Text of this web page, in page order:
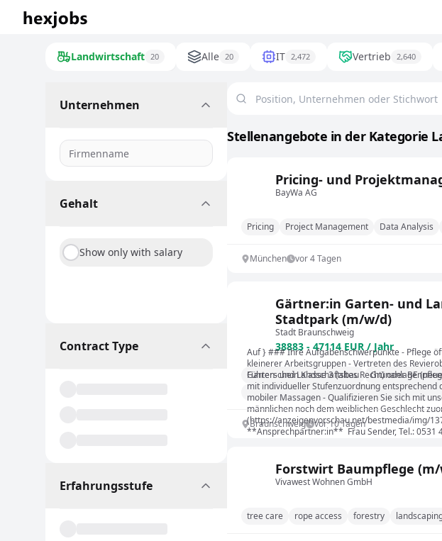
Landwirtschaft 20 Alle 20 IT 2,472 Vertrieb 2,640
Unternehmen
Gehalt
Show only with salary
Contract Type
Erfahrungsstufe
Stellenangebote in der Kategorie
Pricing- und
BayWa AG
Pricing Project Management Data Analysis
München vor 4 Tagen
Gärtner:in Garten- und
Stadtpark (m/w/d)
Stadt Braunschweig
38883 - 47114 EUR / Jahr
Garten- und Landschaftsbau
Auf } ### Ihre Aufgabenschwerpunkte - Pflege
kleinerer Arbeitsgruppen - Vertreten des
Führerschein Klasse 3 (altes Recht) oder BE
mit individueller Stufen­zuordnung entsprechend
mobiler Massagen - Qualifizieren Sie sich mit
männlichen noch dem weiblichen Geschlecht
(https://anzeigenvorschau.net/bestmedia/img/
**Ansprechpartner:in** Frau Sender, Tel.: 0531
Braunschweig vor 10 Tagen
Forstwirt Baumpflege
Vivawest Wohnen GmbH
tree care rope access forestry